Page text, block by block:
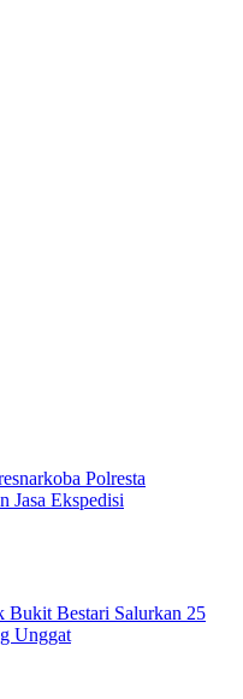
Polresta
Jasa Ekspedisi
Bestari Salurkan 25
Unggat